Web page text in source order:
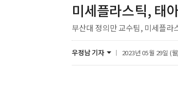
미세플라스틱, 태
부산대 정의만 교수팀, 미세플라
우정남 기자 2023년 05월 29일 (